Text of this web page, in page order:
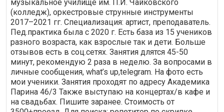
музыкальное училище им. П.И. Чайковского
(колледж), оркестровые струнные инструменты
2017–2021 гг. Специализация: артист, преподаватель.
Пед.практика была с 2020 г. Есть база из 15 учеников
разного возраста, как взрослые так и дети. Больше
отзывов есть в соц.сетях. Занятия длятся 45-50
минут, рекомендую 2 раза в неделю. За вопросами в
личные сообщения, what’s up,telegram. На фото есть
мои ученики. Занятия проходят по адресу Академика
Парина 46/3 Также выступаю на концертах/в кафе и
на свадьбах. Пишите заранее. Стоимость от